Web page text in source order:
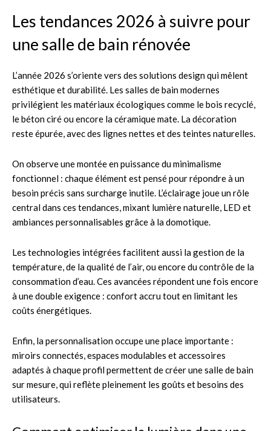
Les tendances 2026 à suivre pour
une salle de bain rénovée
L’année 2026 s’oriente vers des solutions design qui mêlent
esthétique et durabilité. Les salles de bain modernes
privilégient les matériaux écologiques comme le bois recyclé,
le béton ciré ou encore la céramique mate. La décoration
reste épurée, avec des lignes nettes et des teintes naturelles.
On observe une montée en puissance du minimalisme
fonctionnel : chaque élément est pensé pour répondre à un
besoin précis sans surcharge inutile. L’éclairage joue un rôle
central dans ces tendances, mixant lumière naturelle, LED et
ambiances personnalisables grâce à la domotique.
Les technologies intégrées facilitent aussi la gestion de la
température, de la qualité de l’air, ou encore du contrôle de la
consommation d’eau. Ces avancées répondent une fois encore
à une double exigence : confort accru tout en limitant les
coûts énergétiques.
Enfin, la personnalisation occupe une place importante :
miroirs connectés, espaces modulables et accessoires
adaptés à chaque profil permettent de créer une salle de bain
sur mesure, qui reflète pleinement les goûts et besoins des
utilisateurs.